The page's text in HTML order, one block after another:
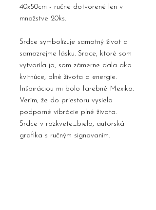
40x50cm - ručne dotvorené len v
množstve 20ks.
Srdce symbolizuje samotný život a
samozrejme lásku. Srdce, ktoré som
vytvorila ja, som zámerne dala ako
kvitnúce, plné života a energie.
Inšpiráciou mi bolo farebné Mexiko.
Verím, že do priestoru vysiela
podporné vibrácie plné života.
Srdce v rozkvete_biela, autorská
grafika s ručným signovaním.